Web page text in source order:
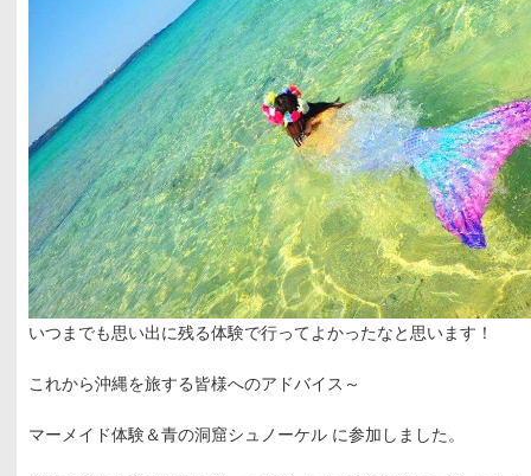
いつまでも思い出に残る体験で行ってよかったなと思います！
これから沖縄を旅する皆様へのアドバイス～
マーメイド体験＆青の洞窟シュノーケル に参加しました。